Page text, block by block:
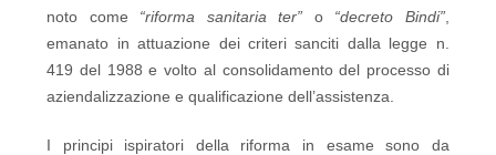
noto come “riforma sanitaria ter” o “decreto Bindi”,
emanato in attuazione dei criteri sanciti dalla legge n.
419 del 1988 e volto al consolidamento del processo di
aziendalizzazione e qualificazione dell’assistenza.
I principi ispiratori della riforma in esame sono da